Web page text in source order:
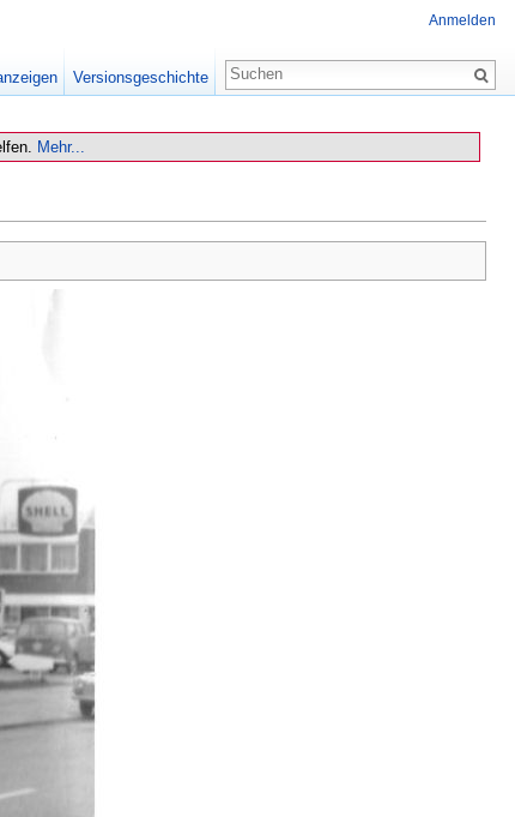
Mehr...
Anmelden
Versionsgeschichte